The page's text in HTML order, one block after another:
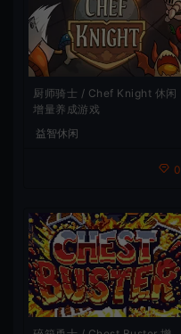
厨师骑士 / Chef Knight 休闲
增量养成游戏
益智休闲
0